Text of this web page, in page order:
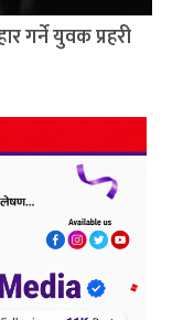
गर्ने युवक प्रहरी